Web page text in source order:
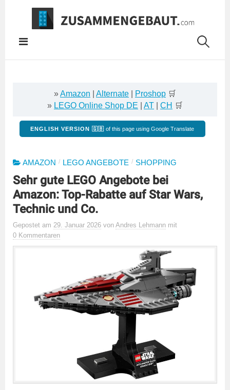
Springe
Inhalt
»Amazon Alternate Proshop 🛒
» LEGO Online Shop DE AT CH 🛒
ENGLISH VERSION 🇬🇧 of this page using Google Translate
AMAZON / LEGO ANGEBOTE / SHOPPING
Sehr gute LEGO Angebote bei
Amazon: Top-Rabatte auf Star Wars,
Technic und Co.
Gepostet am 29. Januar 2026 von Andres Lehmann mit
0 Kommentaren